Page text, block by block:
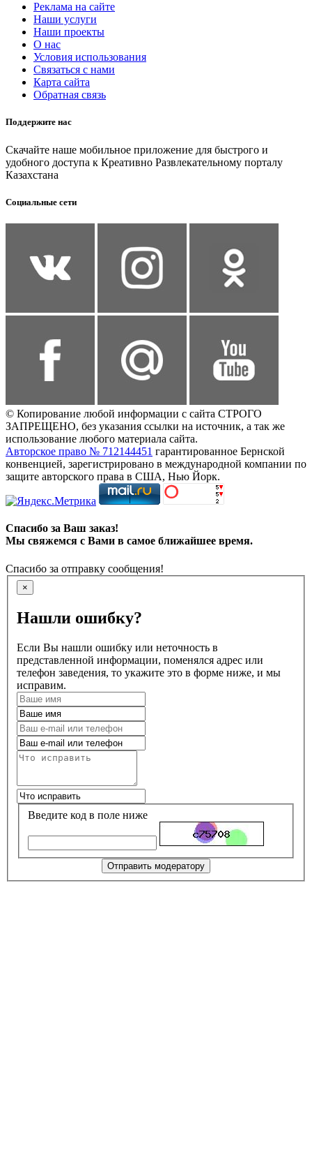
Реклама на сайте
Наши услуги
Наши проекты
О нас
Условия использования
Связаться с нами
Карта сайта
Обратная связь
Поддержите нас
Скачайте наше мобильное приложение для быстрого и
удобного доступа к Креативно Развлекательному порталу
Казахстана
Социальные сети
© Копирование любой информации с сайта СТРОГО
ЗАПРЕЩЕНО, без указания ссылки на источник, а так же
использование любого материала сайта.
Авторское право № 712144451 гарантированное Бернской
конвенцией, зарегистрировано в международной компании по
защите авторского права в США, Нью Йорк.
Спасибо за Ваш заказ!
Мы свяжемся с Вами в самое ближайшее время.
Спасибо за отправку сообщения!
×
Нашли ошибку?
Если Вы нашли ошибку или неточность в
представленной информации, поменялся адрес или
телефон заведения, то укажите это в форме ниже, и мы
исправим.
Введите код в поле ниже
Отправить модератору